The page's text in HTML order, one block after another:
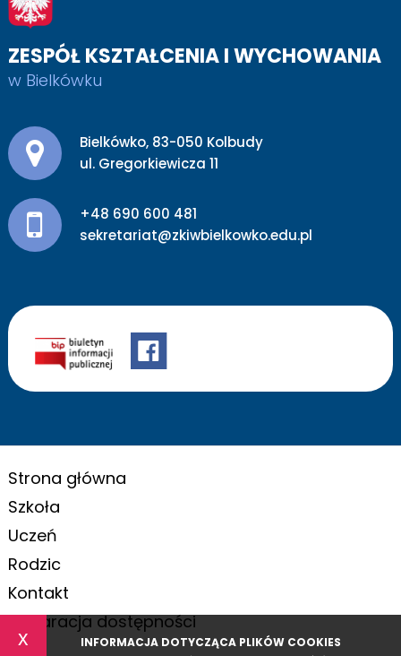
x INFORMACJA DOTYCZĄCA PLIKÓW COOKIES
ZESPÓŁ KSZTAŁCENIA I WYCHOWANIA
w Bielkówku
Adres pocztowy:
Bielkówko, 83-050 Kolbudy
ul. Gregorkiewicza 11
+48 690 600 481
sekretariat@zkiwbielkowko.edu.pl
Strona główna
Szkoła
Uczeń
Rodzic
Kontakt
Deklaracja dostępności